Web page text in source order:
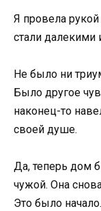
Я провела
стали
Не было ни
Было другое
наконец-то
своей душе.
Да, теперь дом
чужой. Она
Это было начало.